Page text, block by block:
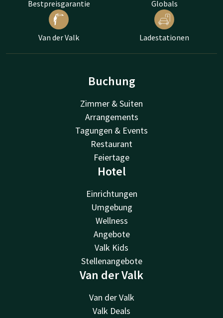
Bestpreisgarantie Globals
Van der Valk Ladestationen
Buchung
Zimmer & Suiten
Arrangements
Tagungen & Events
Restaurant
Feiertage
Hotel
Einrichtungen
Umgebung
Wellness
Angebote
Valk Kids
Stellenangebote
Van der Valk
Van der Valk
Valk Deals